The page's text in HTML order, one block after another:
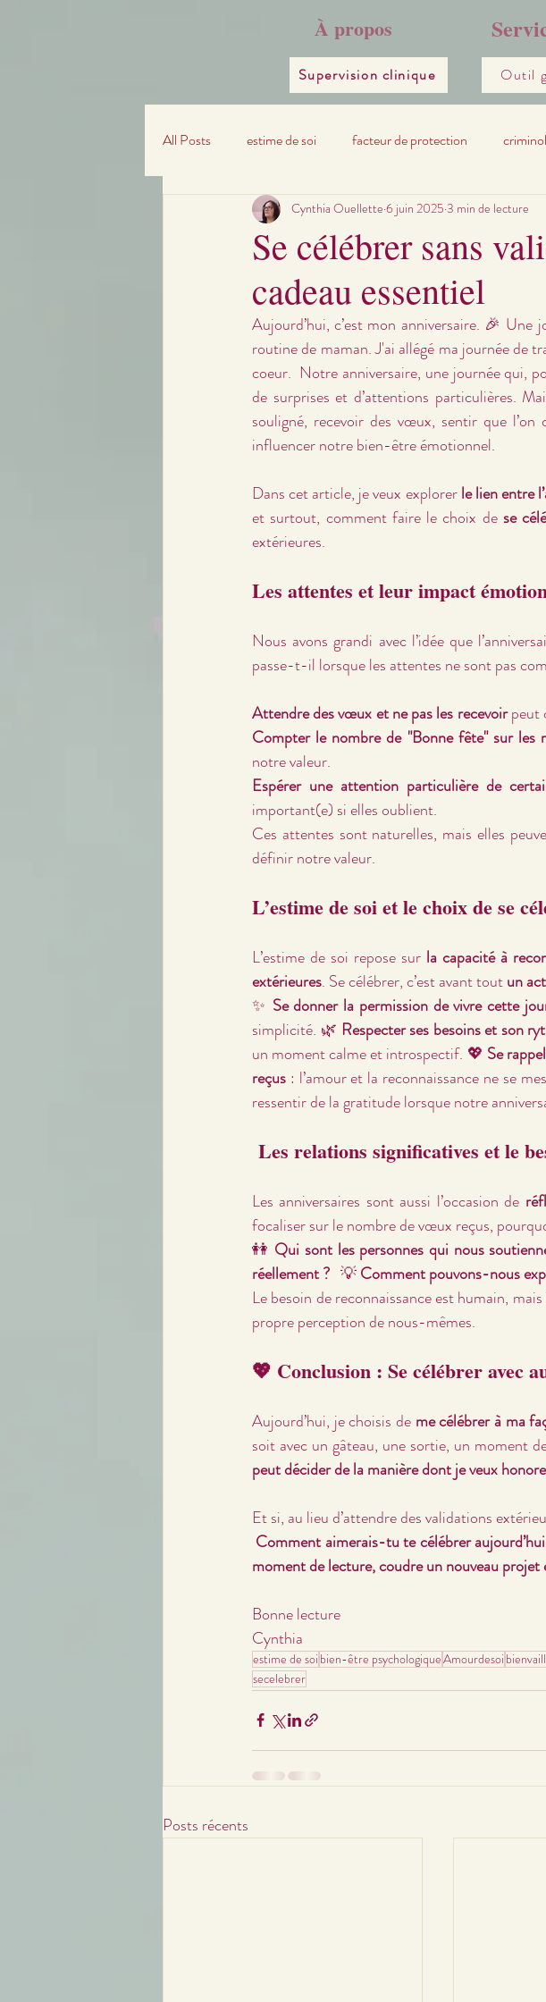
À propos
Supervision clinique Outil
All Posts estime de soi facteur de protection
Se célébrer sans
cadeau essentiel
Cynthia Ouellette 6 juin 2025 3 min de lecture
Aujourd’hui, c’est mon anniversaire. 🎉
routine de maman. J'ai allégé ma journée de
coeur.  Notre anniversaire, une journée qui,
de surprises et d’attentions particulières.
souligné, recevoir des vœux, sentir que
influencer notre bien-être émotionnel.
Dans cet article, je veux explorer le lien entre
et surtout, comment faire le choix de se
extérieures.
Les attentes et leur impact
Nous avons grandi avec l’idée que
passe-t-il lorsque les attentes ne sont pas
Attendre des vœux et ne pas les recevoir
Compter le nombre de "Bonne fête" sur les
notre valeur.
Espérer une attention particulière de
important(e) si elles oublient.
Ces attentes sont naturelles, mais elles
définir notre valeur.
L’estime de soi et le choix de se
L’estime de soi repose sur la capacité à
extérieures. Se célébrer, c’est avant tout un
✨ Se donner la permission de vivre cette
simplicité. 🌿 Respecter ses besoins et son
un moment calme et introspectif. 💖 Se
reçus : l’amour et la reconnaissance ne se
ressentir de la gratitude lorsque notre
Les relations significatives et le
Les anniversaires sont aussi l’occasion de
focaliser sur le nombre de vœux reçus,
👭 Qui sont les personnes qui nous
réellement ? 💡 Comment pouvons-nous
Le besoin de reconnaissance est humain,
propre perception de nous-mêmes.
💖 Conclusion : Se célébrer avec
Aujourd’hui, je choisis de me célébrer à ma
soit avec un gâteau, une sortie, un moment
peut décider de la manière dont je veux
Et si, au lieu d’attendre des validations
Comment aimerais-tu te célébrer
moment de lecture, coudre un nouveau projet
Bonne lecture
Cynthia
estime de soi bien-être psychologiqueAmourdesoi
secelebrer
Posts récents